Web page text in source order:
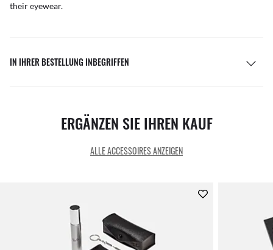
their eyewear.
IN IHRER BESTELLUNG INBEGRIFFEN
ERGÄNZEN SIE IHREN KAUF
ALLE ACCESSOIRES ANZEIGEN